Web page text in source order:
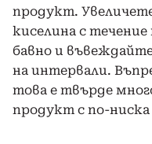
продукт.
киселина с
бавно и
на интервали.
това е твърде
продукт с по-